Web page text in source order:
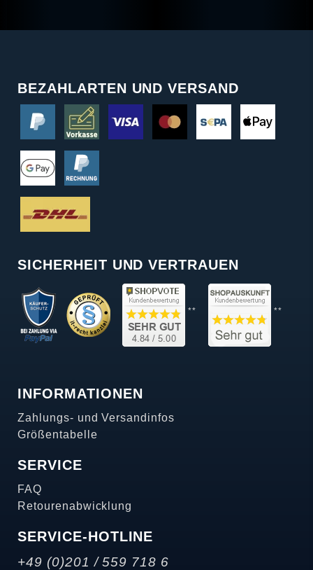
BEZAHLARTEN UND VERSAND
SICHERHEIT UND VERTRAUEN
** **
INFORMATIONEN
Zahlungs- und Versandinfos
Größentabelle
SERVICE
FAQ
Retourenabwicklung
SERVICE-HOTLINE
+49 (0)201 / 559 718 6